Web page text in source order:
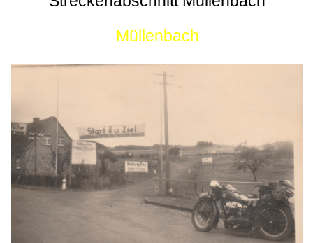
Müllenbach